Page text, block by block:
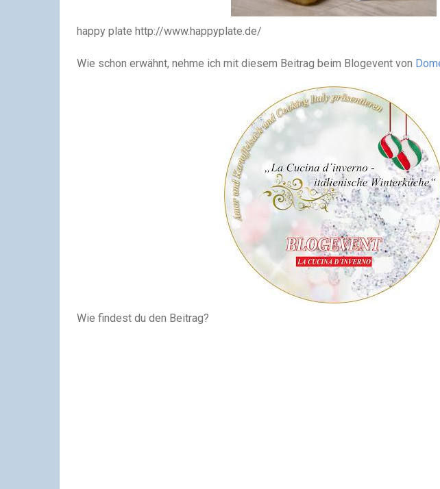
happy plate http://www.happyplate.de/
Wie schon erwähnt, nehme ich mit diesem Beitrag beim Blogevent von
Wie findest du den Beitrag?